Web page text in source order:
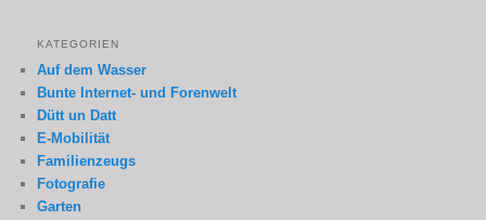
KATEGORIEN
Auf dem Wasser
Bunte Internet- und Forenwelt
Dütt un Datt
E-Mobilität
Familienzeugs
Fotografie
Garten